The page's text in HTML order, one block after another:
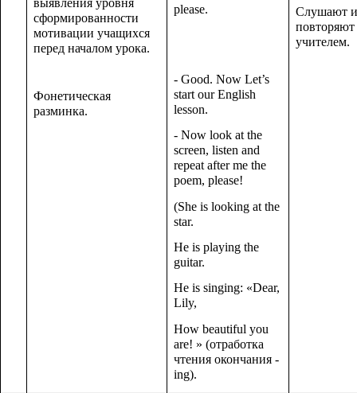
выявления уровня
сформированности
мотивации учащихся
перед началом урока.
Фонетическая
разминка.
please.
- Good. Now Let’s
start our English
lesson.
- Now look at the
screen, listen and
repeat after me the
poem, please!
(She is looking at the
star.
He is playing the
guitar.
He is singing: «Dear,
Lily,
How beautiful you
are! » (отработка
чтения окончания -
ing).
Слушают и
повторяют
учителем.